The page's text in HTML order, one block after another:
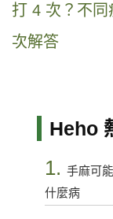
打 4 次？不
次解答
Heho
1. 手麻可
什麼病